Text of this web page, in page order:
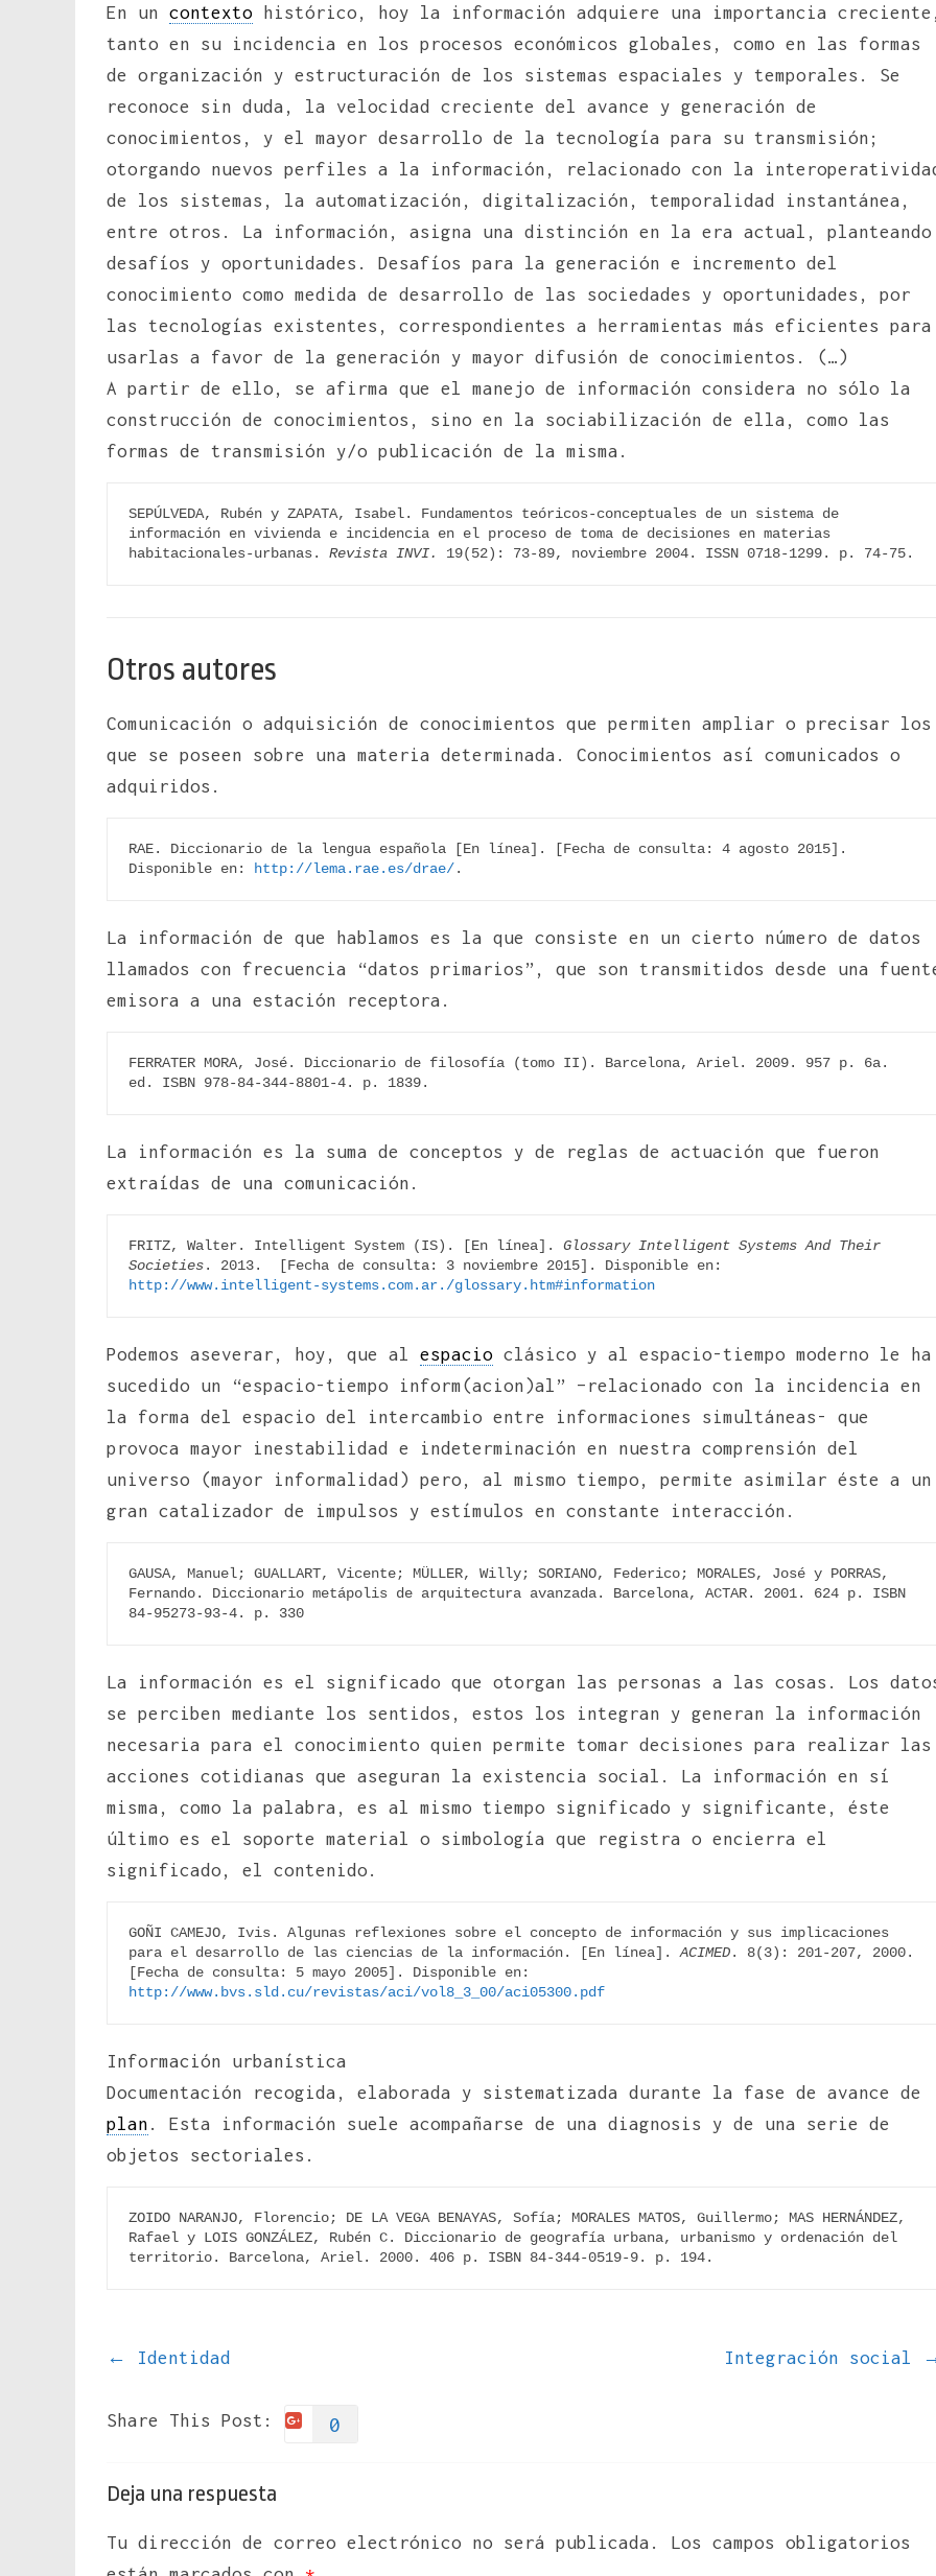
En un contexto histórico, hoy la información adquiere una importancia
tanto en su incidencia en los procesos económicos globales, como en las formas
de organización y estructuración de los sistemas espaciales y temporales. Se
reconoce sin duda, la velocidad creciente del avance y generación de
conocimientos, y el mayor desarrollo de la tecnología para su transmisión;
otorgando nuevos perfiles a la información, relacionado con la
de los sistemas, la automatización, digitalización, temporalidad instantánea,
entre otros. La información, asigna una distinción en la era actual, planteando
desafíos y oportunidades. Desafíos para la generación e incremento del
conocimiento como medida de desarrollo de las sociedades y oportunidades, por
las tecnologías existentes, correspondientes a herramientas más eficientes para
usarlas a favor de la generación y mayor difusión de conocimientos. (…)
A partir de ello, se afirma que el manejo de información considera no sólo la
construcción de conocimientos, sino en la sociabilización de ella, como las
formas de transmisión y/o publicación de la misma.
SEPÚLVEDA, Rubén y ZAPATA, Isabel. Fundamentos teóricos-conceptuales de un sistema de
información en vivienda e incidencia en el proceso de toma de decisiones en materias
habitacionales-urbanas. Revista INVI. 19(52): 73-89, noviembre 2004. ISSN 0718-1299. p. 74-75.
Otros autores
Comunicación o adquisición de conocimientos que permiten ampliar o precisar los
que se poseen sobre una materia determinada. Conocimientos así comunicados o
adquiridos.
RAE. Diccionario de la lengua española [En línea]. [Fecha de consulta: 4 agosto 2015].
Disponible en:
http://lema.rae.es/drae/.
La información de que hablamos es la que consiste en un cierto número de datos
llamados con frecuencia “datos primarios”, que son transmitidos desde una
emisora a una estación receptora.
FERRATER MORA, José. Diccionario de filosofía (tomo II). Barcelona, Ariel. 2009. 957 p. 6a.
ed. ISBN 978-84-344-8801-4. p. 1839.
La información es la suma de conceptos y de reglas de actuación que fueron
extraídas de una comunicación.
FRITZ, Walter. Intelligent System (IS). [En línea]. Glossary Intelligent Systems And Their
Societies
http://www.intelligent-systems.com.ar./glossary.htm#information
Podemos aseverar, hoy, que al espacio clásico y al espacio-tiempo moderno le ha
sucedido un “espacio-tiempo inform(acion)al” –relacionado con la incidencia en
la forma del espacio del intercambio entre informaciones simultáneas- que
provoca mayor inestabilidad e indeterminación en nuestra comprensión del
universo (mayor informalidad) pero, al mismo tiempo, permite asimilar éste a un
gran catalizador de impulsos y estímulos en constante interacción.
GAUSA, Manuel; GUALLART, Vicente; MÜLLER, Willy; SORIANO, Federico; MORALES, José y PORRAS,
Fernando. Diccionario metápolis de arquitectura avanzada. Barcelona, ACTAR. 2001. 624 p. ISBN
84-95273-93-4. p. 330
La información es el significado que otorgan las personas a las cosas. Los
se perciben mediante los sentidos, estos los integran y generan la información
necesaria para el conocimiento quien permite tomar decisiones para realizar las
acciones cotidianas que aseguran la existencia social. La información en sí
misma, como la palabra, es al mismo tiempo significado y significante, éste
último es el soporte material o simbología que registra o encierra el
significado, el contenido.
GOÑI CAMEJO, Ivis. Algunas reflexiones sobre el concepto de información y sus implicaciones
para el desarrollo de las ciencias de la información. [En línea]. ACIMED. 8(3): 201-207, 2000.
http://www.bvs.sld.cu/revistas/aci/vol8_3_00/aci05300.pdf
Información urbanística
Documentación recogida, elaborada y sistematizada durante la fase de avance de
plan . Esta información suele acompañarse de una diagnosis y de una serie de
objetos sectoriales.
ZOIDO NARANJO, Florencio; DE LA VEGA BENAYAS, Sofía; MORALES MATOS, Guillermo; MAS HERNÁNDEZ,
Rafael y LOIS GONZÁLEZ, Rubén C. Diccionario de geografía urbana, urbanismo y ordenación del
territorio. Barcelona, Ariel. 2000. 406 p. ISBN 84-344-0519-9. p. 194.
← Identidad Integración social
Share This Post: 0
Deja una respuesta
Tu dirección de correo electrónico no será publicada.
Los campos obligatorios